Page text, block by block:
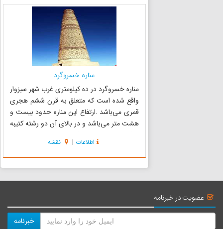
مناره خسروگرد
مناره خسروگرد در ده کیلومتری غرب شهر سبزوار
واقع شده است که متعلق به قرن ششم هجری
قمری می‌باشد .ارتفاع این مناره حدود بیست و
هشت متر می‌باشد و در بالای آن دو رشته کتیبه
کتیبه به سال پانصد و پنج هجری قمری می‌رسد.
مناره تاریخی خسروگرد سبزوا...
اطلاعات | نقشه
عضویت در خبرنامه
خبرنامه